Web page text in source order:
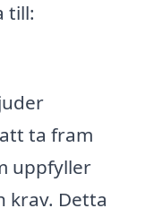
till:
ta fram
uppfyller
krav. Detta